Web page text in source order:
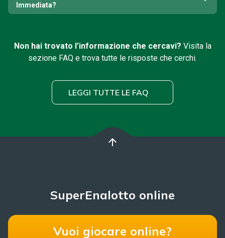
Immediata?
Non hai trovato l’informazione che cercavi? Visita la
sezione FAQ e trova tutte le risposte che cerchi.
LEGGI TUTTE LE FAQ
arrow_upward
SuperEnalotto online
Vuoi giocare online?